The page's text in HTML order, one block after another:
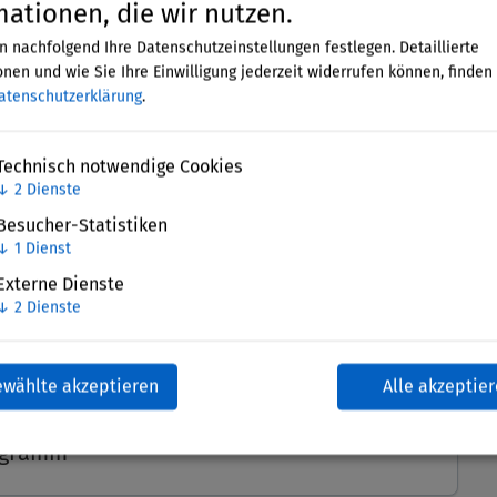
die wir nutzen.
nachfolgend Ihre Datenschutzeinstellungen festlegen. Detaillierte
und wie Sie Ihre Einwilligung jederzeit widerrufen können, finden
.
notwendige Cookies
2 Dienste
Statistiken
1 Dienst
Dienste
2 Dienste
akzeptieren Alle
Jahrestreffen, sind aber noch kein
direkt. Alle Netties und Freunde und
Link zur Anmeldung automatisch per E-Mail.
Jahre Netzwerk Stiftungen und
(siehehier).
das
Falls Sie eine Unterkunft in Berlin